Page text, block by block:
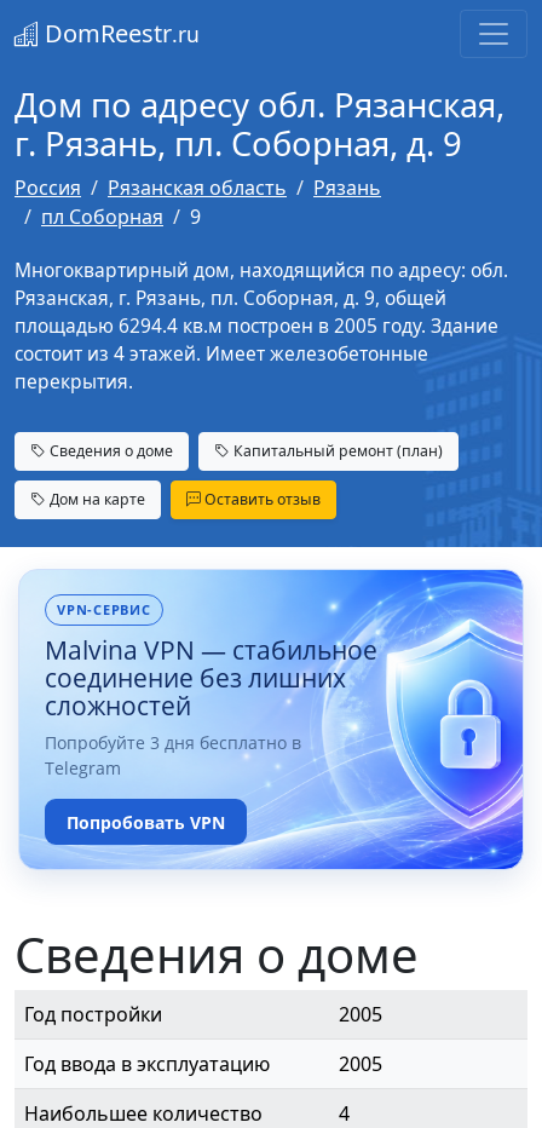
DomReestr.ru
Дом по адресу обл. Рязанская,
г. Рязань, пл. Соборная, д. 9
Россия Рязанская область
Рязань
пл Соборная
9
Многоквартирный дом, находящийся по адресу: обл.
Рязанская, г. Рязань, пл. Соборная, д. 9, общей
площадью 6294.4 кв.м построен в 2005 году. Здание
состоит из 4 этажей. Имеет железобетонные
перекрытия.
Сведения о доме Капитальный ремонт (план)
Дом на карте Оставить отзыв
VPN-СЕРВИС
Malvina VPN — стабильное
соединение без лишних
сложностей
Попробуйте 3 дня бесплатно в
Telegram
Попробовать VPN
Сведения о доме
Год постройки
2005
Год ввода в эксплуатацию
2005
Наибольшее количество
4